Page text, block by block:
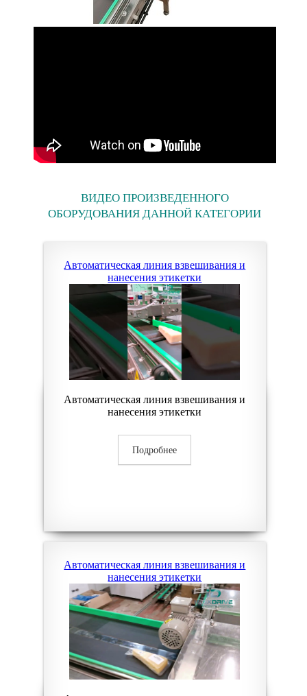
ВИДЕО ПРОИЗВЕДЕННОГО
ОБОРУДОВАНИЯ ДАННОЙ КАТЕГОРИИ
Автоматическая линия взвешивания и
нанесения этикетки
Автоматическая линия взвешивания и
нанесения этикетки
Подробнее
Автоматическая линия взвешивания и
нанесения этикетки